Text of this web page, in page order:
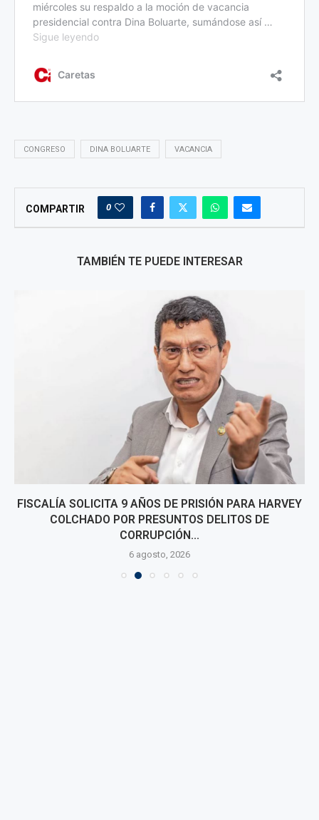
CONGRESO DINA BOLUARTE VACANCIA
COMPARTIR 0
TAMBIÉN TE PUEDE INTERESAR
FISCALÍA SOLICITA 9 AÑOS DE PRISIÓN PARA HARVEY
COLCHADO POR PRESUNTOS DELITOS DE
CORRUPCIÓN...
6 agosto, 2026